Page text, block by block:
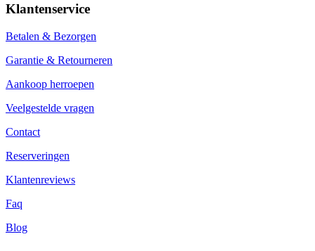
Klantenservice
Betalen & Bezorgen
Garantie & Retourneren
Aankoop herroepen
Veelgestelde vragen
Contact
Reserveringen
Klantenreviews
Faq
Blog